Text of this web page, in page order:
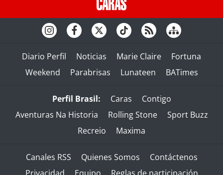
Diario Perfil Noticias Marie Claire
Fortuna
Weekend
Parabrisas Lunateen BATimes
Perfil Brasil: Caras
Contigo
Aventuras Na Historia
Rolling Stone
Sport Buzz
Recreio
Maxima
Canales RSS Quienes Somos
Contáctenos